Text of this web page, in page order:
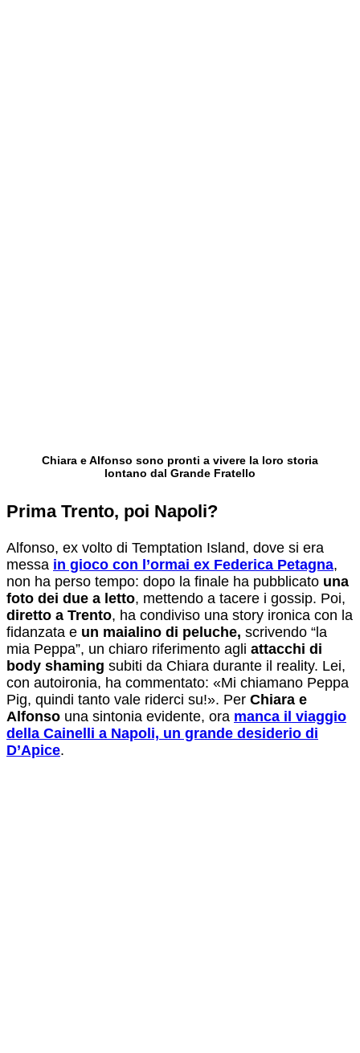
Chiara e Alfonso sono pronti a vivere la loro storia
lontano dal Grande Fratello
Prima Trento, poi Napoli?
Alfonso, ex volto di Temptation Island, dove si era
messa in gioco con l’ormai ex Federica Petagna,
non ha perso tempo: dopo la finale ha pubblicato una
foto dei due a letto, mettendo a tacere i gossip. Poi,
diretto a Trento, ha condiviso una story ironica con la
fidanzata e un maialino di peluche, scrivendo “la
mia Peppa”, un chiaro riferimento agli attacchi di
body shaming subiti da Chiara durante il reality. Lei,
con autoironia, ha commentato: «Mi chiamano Peppa
Pig, quindi tanto vale riderci su!». Per Chiara e
Alfonso una sintonia evidente, ora manca il viaggio
della Cainelli a Napoli, un grande desiderio di
D’Apice.